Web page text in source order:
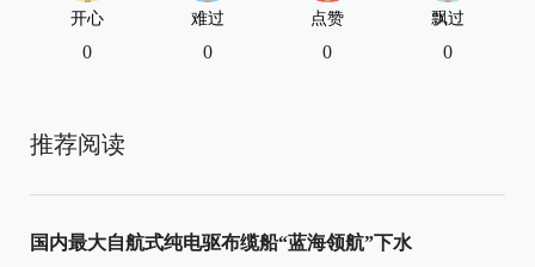
开心
0
难过
0
点赞
0
飘过
0
推荐阅读
国内最大自航式纯电驱布缆船“蓝海领航”下水